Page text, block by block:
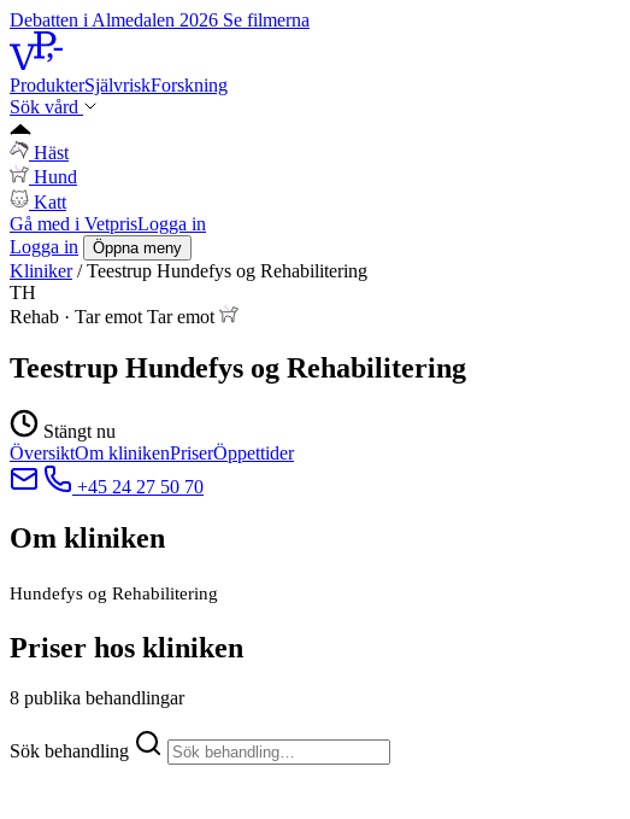
Debatten i Almedalen 2026 Se filmerna
ProdukterSjälvriskForskning
Sök vård
Häst
Hund
Katt
Gå med i VetprisLogga in
Logga in
Öppna meny
Kliniker / Teestrup Hundefys og Rehabilitering
TH
Rehab · Tar emot Tar emot
Teestrup Hundefys og Rehabilitering
Stängt nu
ÖversiktOm klinikenPriserÖppettider
+45 24 27 50 70
Om kliniken
Hundefys og Rehabilitering
Priser hos kliniken
8 publika behandlingar
Sök behandling